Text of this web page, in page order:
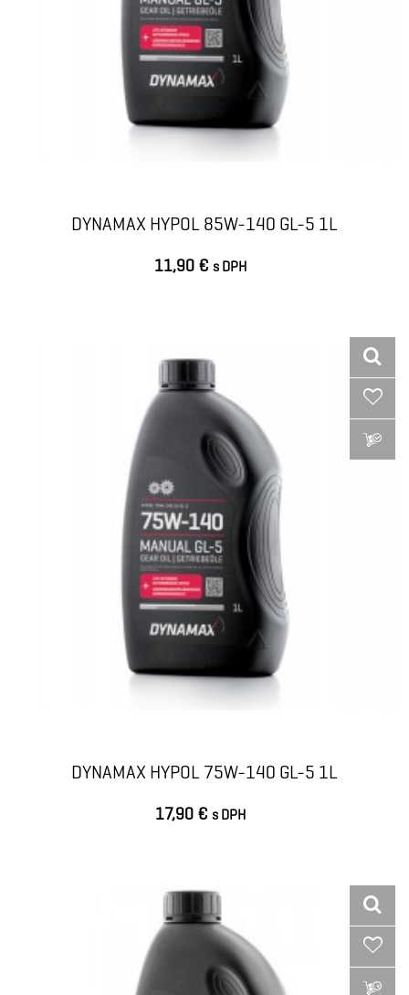
DYNAMAX HYPOL 85W-140 GL-5 1L
11,90 € s DPH
DYNAMAX HYPOL 75W-140 GL-5 1L
17,90 € s DPH